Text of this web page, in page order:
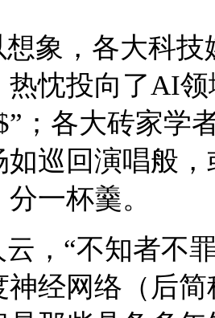
想象，各大科
热忱投向了AI
；各大砖家学
如巡回演唱般
一杯羹。
云，“不知者不
神经网络（后